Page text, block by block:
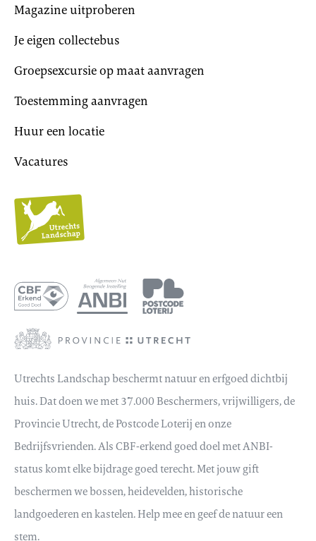
Magazine uitproberen
Je eigen collectebus
Groepsexcursie op maat aanvragen
Toestemming aanvragen
Huur een locatie
Vacatures
Utrechts Landschap beschermt natuur en erfgoed dichtbij
huis. Dat doen we met 37.000 Beschermers, vrijwilligers, de
Provincie Utrecht, de Postcode Loterij en onze
Bedrijfsvrienden. Als CBF-erkend goed doel met ANBI-
status komt elke bijdrage goed terecht. Met jouw gift
beschermen we bossen, heidevelden, historische
landgoederen en kastelen. Help mee en geef de natuur een
stem.